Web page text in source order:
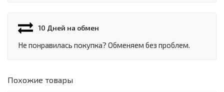
10 Дней на обмен
Не понравилась покупка? Обменяем без проблем.
Похожие товары